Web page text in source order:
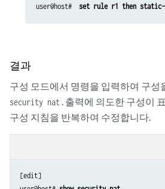
user@host# set rule r1 then static-
결과
구성 모드에서 명령을 입력하여 구성
security nat . 출력에 의도한 구성이
구성 지침을 반복하여 수정합니다.
[edit]